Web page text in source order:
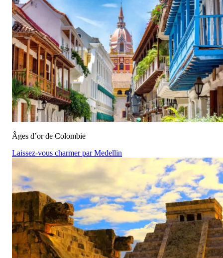
Âges d’or de Colombie
Laissez-vous charmer par Medellin